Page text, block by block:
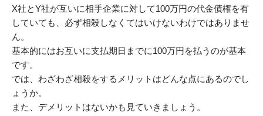
X社とY社が互いに相手企業に対して100万円の代金債権を有
していても、必ず相殺しなくてはいけないわけではありませ
ん。
基本的にはお互いに支払期日までに100万円を払うのが基本
です。
では、わざわざ相殺をするメリットはどんな点にあるのでし
ょうか。
また、デメリットはないかも見ていきましょう。